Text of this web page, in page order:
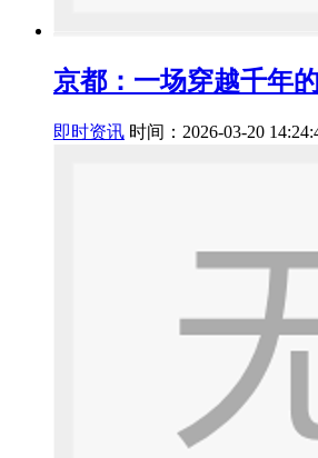
京都：一场穿越千年
即时资讯 时间：2026-03-20